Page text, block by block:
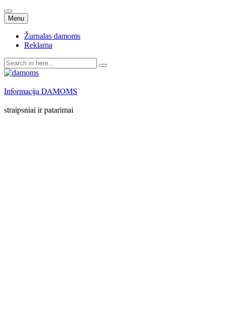
Menu Skip
to
content
Žurnalas damoms
Reklama
Search
for:
Informacija DAMOMS
straipsniai ir patarimai